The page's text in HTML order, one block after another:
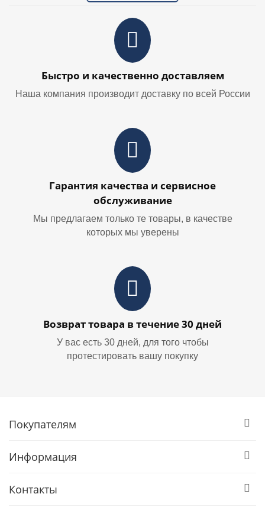
Быстро и качественно доставляем
Наша компания производит доставку по всей России
Гарантия качества и сервисное
обслуживание
Мы предлагаем только те товары, в качестве
которых мы уверены
Возврат товара в течение 30 дней
У вас есть 30 дней, для того чтобы
протестировать вашу покупку
Покупателям
Информация
Контакты